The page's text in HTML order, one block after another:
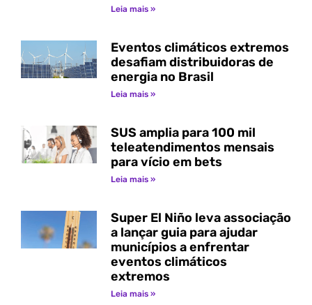
Leia mais »
Eventos climáticos extremos
desafiam distribuidoras de
energia no Brasil
Leia mais »
SUS amplia para 100 mil
teleatendimentos mensais
para vício em bets
Leia mais »
Super El Niño leva associação
a lançar guia para ajudar
municípios a enfrentar
eventos climáticos
extremos
Leia mais »